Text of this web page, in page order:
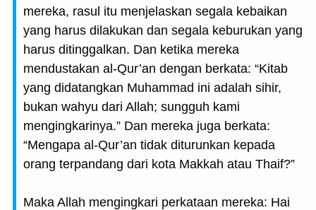
mereka, rasul itu menjelaskan segala kebaikan
yang harus dilakukan dan segala keburukan yang
harus ditinggalkan. Dan ketika mereka
mendustakan al-Qur’an dengan berkata: “Kitab
yang didatangkan Muhammad ini adalah sihir,
bukan wahyu dari Allah; sungguh kami
mengingkarinya.” Dan mereka juga berkata:
“Mengapa al-Qur’an tidak diturunkan kepada
orang terpandang dari kota Makkah atau Thaif?”
Maka Allah mengingkari perkataan mereka: Hai